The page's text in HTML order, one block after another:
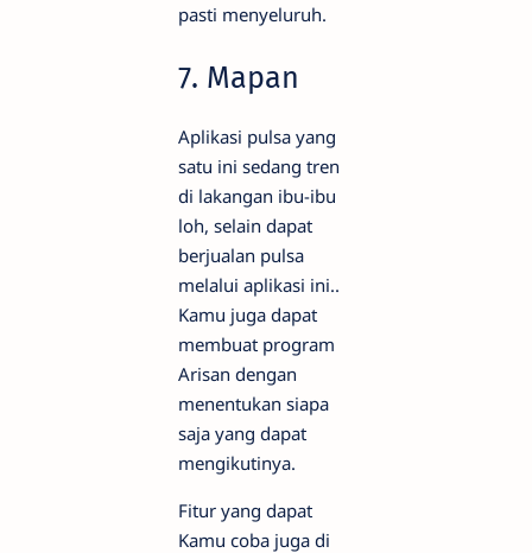
pasti menyeluruh.
7. Mapan
Aplikasi pulsa yang
satu ini sedang tren
di lakangan ibu-ibu
loh, selain dapat
berjualan pulsa
melalui aplikasi ini..
Kamu juga dapat
membuat program
Arisan dengan
menentukan siapa
saja yang dapat
mengikutinya.
Fitur yang dapat
Kamu coba juga di